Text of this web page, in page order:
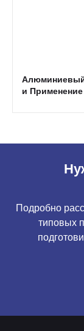
и Применение
Подробно
типовых